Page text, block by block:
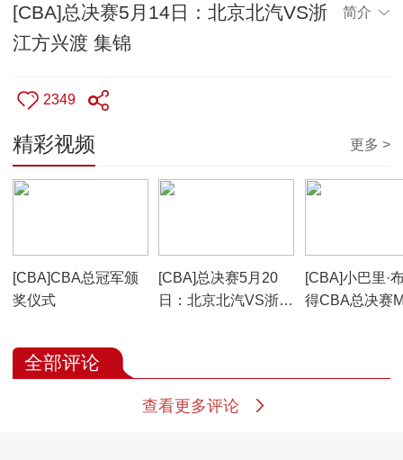
[CBA]总决赛5月14日：北京北汽VS浙
江方兴渡 集锦
简介
2349
精彩视频 更多 >
[CBA]CBA总冠军颁
奖仪式
[CBA]总决赛5月20
日：北京北汽VS浙江
[CBA]小巴里·
得CBA总决赛
全部评论
查看更多评论